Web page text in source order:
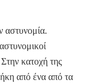
αστυνομία.
κατοχή της
από ένα από τα